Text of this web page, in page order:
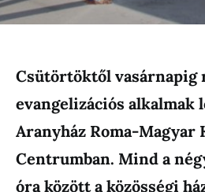
Csütörtöktől vasárnapig
evangelizációs alkalmak
Aranyház Roma-Magyar
Centrumban. Mind a
óra között a közösségi